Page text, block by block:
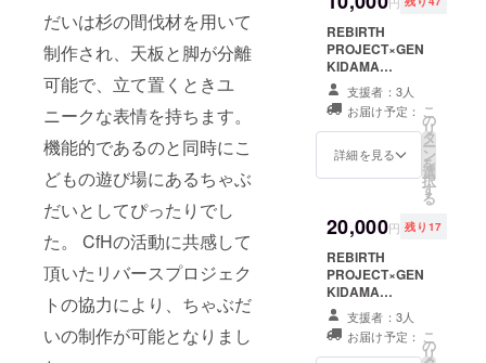
だいは杉の間伐材を用いて
制作され、天板と脚が分離
可能で、立て置くときユ
ニークな表情を持ちます。
機能的であるのと同時にこ
どもの遊び場にあるちゃぶ
だいとしてぴったりでし
た。 CfHの活動に共感して
頂いたリバースプロジェク
トの協力により、ちゃぶだ
いの制作が可能となりまし
REBIRTH
PROJECT×GEN
KIDAMA
PROJECT オリ
ジナルステッ
カー大
支援者：3人
お届け予定：
詳細を見る
こ
の
リ
タ
ー
ン
を
選
択
す
る
20,000円 残り17
REBIRTH
PROJECT×GEN
KIDAMA
PROJECTオリ
ジナルタオル
支援者：3人
お届け予定： こ
の
リ